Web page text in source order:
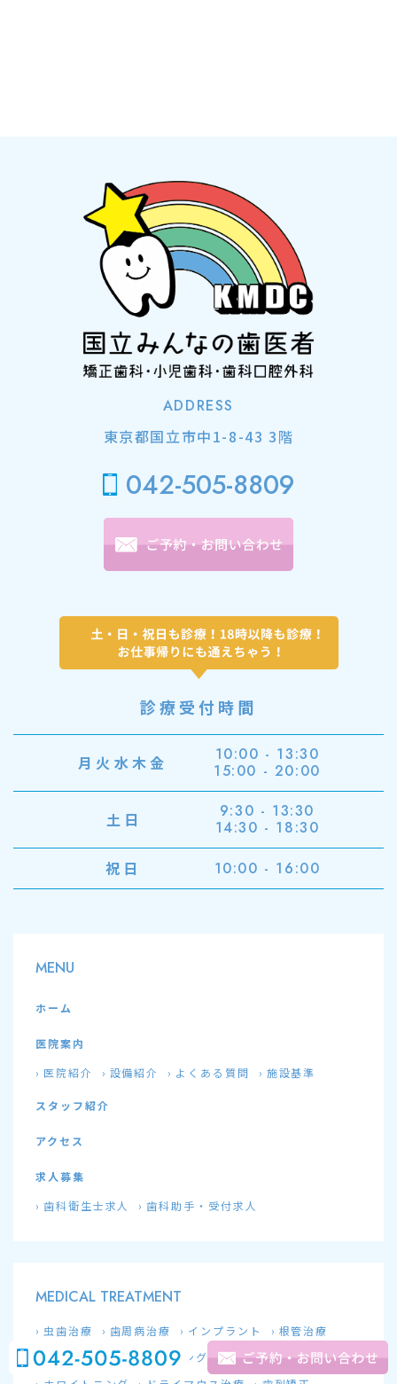
ADDRESS
東京都国立市中1-8-43 3階
042-505-8809
診療受付時間
月火水木金
10:00 - 13:30
15:00 - 20:00
土日
9:30 - 13:30
14:30 - 18:30
祝日 10:00 - 16:00
MENU
ホーム
医院案内
医院紹介
設備紹介 よくある質問 施設基準
スタッフ紹介
アクセス
求人募集
歯科衛生士求人
歯科助手・受付求人
MEDICAL TREATMENT
虫歯治療 歯周病治療 インプラント
根管治療
親知らず治療
クリーニング
PMTC